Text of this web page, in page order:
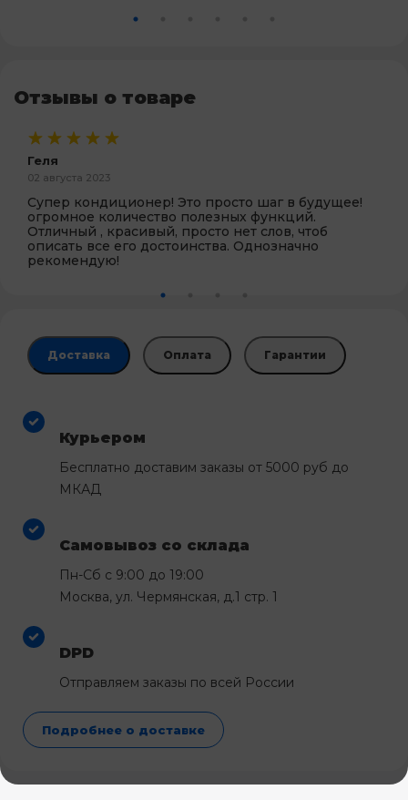
Отзывы о товаре
Геля
02 августа 2023
Супер кондиционер! Это просто шаг в будущее!
огромное количество полезных функций.
Отличный , красивый, просто нет слов, чтоб
описать все его достоинства. Однозначно
рекомендую!
Доставка Оплата Гарантии
Курьером
Бесплатно доставим заказы от 5000 руб до
МКАД
Самовывоз со склада
Пн-Сб с 9:00 до 19:00
Москва, ул. Чермянская, д.1 стр. 1
DPD
Отправляем заказы по всей России
Подробнее о доставке